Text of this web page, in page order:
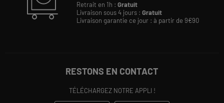
Retrait en 1h : Gratuit
Livraison sous 4 jours : Gratuit
Livraison garantie ce jour : à partir de 9€90
RESTONS EN CONTACT
TÉLÉCHARGEZ NOTRE APPLI !